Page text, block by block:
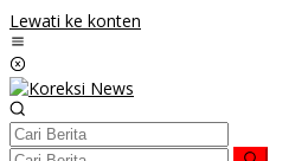
Lewati ke konten